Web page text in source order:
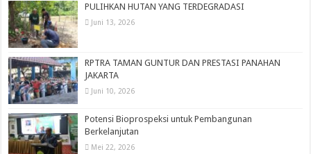
PULIHKAN HUTAN YANG TERDEGRADASI
Juni 13, 2026
RPTRA TAMAN GUNTUR DAN PRESTASI PANAHAN
JAKARTA
Juni 10, 2026
Potensi Bioprospeksi untuk Pembangunan
Berkelanjutan
Mei 22, 2026